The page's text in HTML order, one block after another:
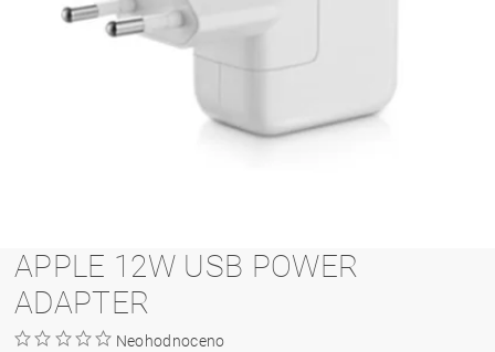
APPLE 12W USB POWER
ADAPTER
Neohodnoceno